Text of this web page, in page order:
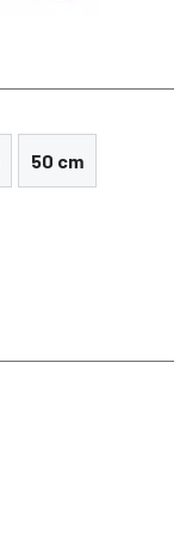
50 cm